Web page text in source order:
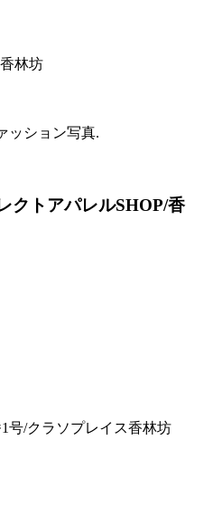
林坊
クトアパレルSHOP/香
号/クラソプレイス香林坊